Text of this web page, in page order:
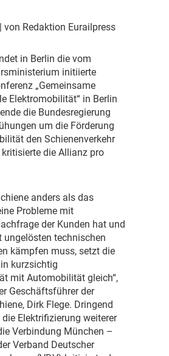
| von Redaktion Eurailpress
in Berlin die vom
initiierte
„Gemeinsame
Elektromobilität“ in Berlin
die Bundesregierung
um die Förderung
den Schienenverkehr
die Allianz pro
anders als das
Probleme mit
der Kunden hat und
ungelösten technischen
kämpfen muss, setzt die
kurzsichtig
mit Automobilität gleich“,
Geschäftsführer der
Dirk Flege. Dringend
Elektrifizierung weiterer
Verbindung München –
Verband Deutscher